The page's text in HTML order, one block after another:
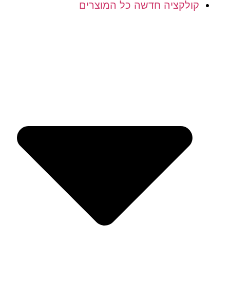
קולקציה חדשה כל המוצרים